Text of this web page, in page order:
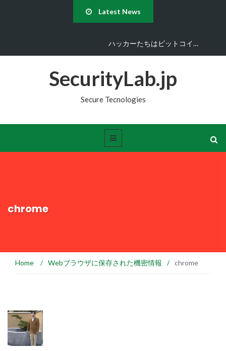
Latest News
ハッカーたちはビットコイ…
SecurityLab.jp
Secure Tecnologies
chrome
Home / Webブラウザに保存された機密情報 / chrome